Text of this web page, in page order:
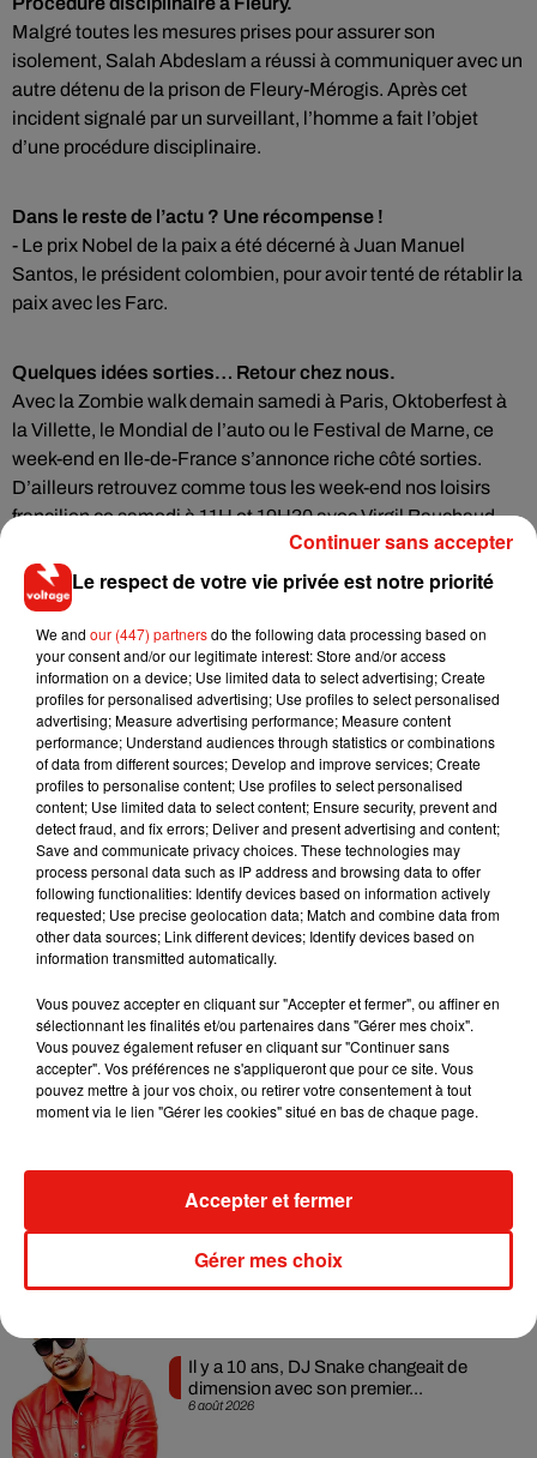
Malgré toutes les mesures prises pour assurer son
isolement, Salah Abdeslam a réussi à communiquer avec un
autre détenu de la prison de Fleury-Mérogis. Après cet
incident signalé par un surveillant, l’homme a fait l’objet
d’une procédure disciplinaire.
Dans le reste de l’actu ? Une récompense !
- Le prix Nobel de la paix a été décerné à Juan Manuel
Santos, le président colombien, pour avoir tenté de rétablir la
paix avec les Farc.
Quelques idées sorties… Retour chez nous.
Avec la Zombie walk demain samedi à Paris, Oktoberfest à
la Villette, le Mondial de l’auto ou le Festival de Marne, ce
week-end en Ile-de-France s’annonce riche côté sorties.
D’ailleurs retrouvez comme tous les week-end nos loisirs
francilien ce samedi à 11H et 19H30 avec Virgil Bauchaud.
La météo en Ile-de-France ?
Moins de vent mais une grisaille tenace, sans pluie toutefois,
voire quelques éclaircies localement.
Le mercure reste lui frais ! Ne comptez pas plus de 16° à St-
Germain-en-Laye et 17 à Montreuil pour les maximales ce
vendredi après-midi.
Ecouter L'essentiel de l'actu 07/10/2016 12H
Musique
7 août 2026
RÜFÜS DU SOL annonce un nouvel
album après sa tournée mondiale
Angèle et Amélie Lens dévoilent leur
6 août 2026
Il y a 10 ans, DJ Snake changeait de
dimension avec son premier...
Le respect de votre vie privée est notre priorité
We and our (447) partnersdo the following data processing based on
your consent and/or our legitimate interest: Store and/or access
information on a device; Use limited data to select advertising; Create
profiles for personalised advertising; Use profiles to select personalised
advertising; Measure advertising performance; Measure content
performance; Understand audiences through statistics or combinations
of data from different sources; Develop and improve services; Create
profiles to personalise content; Use profiles to select personalised
content; Use limited data to select content; Ensure security, prevent and
detect fraud, and fix errors; Deliver and present advertising and content;
Save and communicate privacy choices. These technologies may
process personal data such as IP address and browsing data to offer
following functionalities: Identify devices based on information actively
requested; Use precise geolocation data; Match and combine data from
other data sources; Link different devices; Identify devices based on
information transmitted automatically.
Vous pouvez accepter en cliquant sur "Accepter et fermer", ou affiner en
sélectionnant les finalités et/ou partenaires dans "Gérer mes choix".
Vous pouvez également refuser en cliquant sur "Continuer sans
accepter". Vos préférences ne s'appliqueront que pour ce site. Vous
pouvez mettre à jour vos choix, ou retirer votre consentement à tout
moment via le lien "Gérer les cookies" situé en bas de chaque page.
Gérer mes choix
Accepter et fermer
Continuer sans accepter